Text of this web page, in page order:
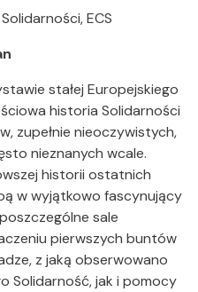
ECS
stałej Europejskiego
historia Solidarności
zupełnie nieoczywistych,
nieznanych wcale.
historii ostatnich
w wyjątkowo fascynujący
sale
pierwszych buntów
z jaką obserwowano
Solidarność, jak i pomocy